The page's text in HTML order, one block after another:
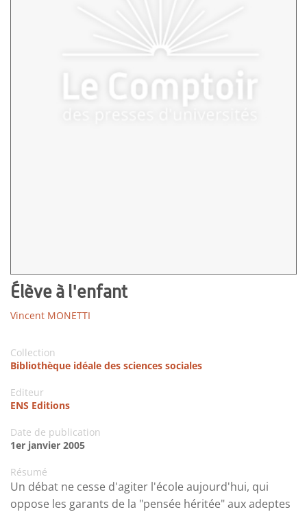
Élève à l'enfant
Vincent MONETTI
Collection
Bibliothèque idéale des sciences sociales
Editeur
ENS Editions
Date de publication
1er janvier 2005
Résumé
Un débat ne cesse d'agiter l'école aujourd'hui, qui
oppose les garants de la "pensée héritée" aux adeptes